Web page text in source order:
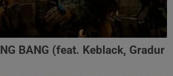
BANG (feat. Keblack, Gradur